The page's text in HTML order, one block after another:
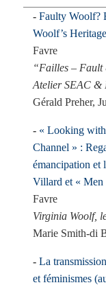
Faulty Woolf?
Woolf’s
Favre
“Failles – Fault
Atelier SEAC &
Gérald Preher,
« Looking
Channel » :
émancipation et
Villard et « Men
Favre
Virginia Woolf,
Marie Smith-di
La
et féminismes